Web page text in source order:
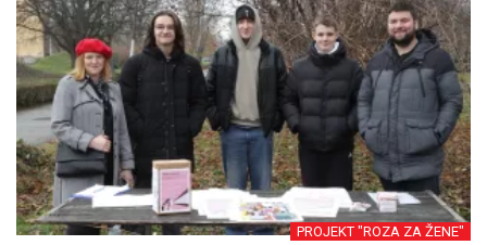
PROJEKT "ROZA ZA ŽENE"